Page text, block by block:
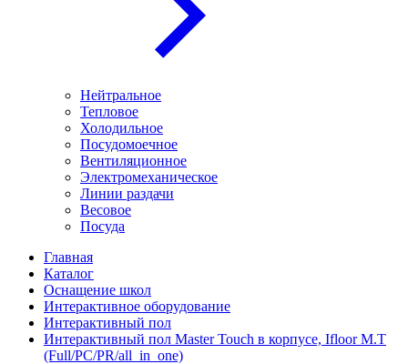
Нейтральное
Тепловое
Холодильное
Посудомоечное
Вентиляционное
Электромеханическое
Линии раздачи
Весовое
Посуда
Главная
Каталог
Оснащение школ
Интерактивное оборудование
Интерактивный пол
Интерактивный пол Master Touch в корпусе, Ifloor M.T
(Full/PC/PR/all_in_one)